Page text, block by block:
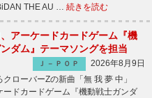
THE AU … 続きを読む
アーケードカードゲーム『機
ダム』テーマソングを担当
Ｊ－ＰＯＰ
2026年8月9日
ローバーZの新曲「無 我 夢 中」
ードカードゲーム『機動戦士ガンダ